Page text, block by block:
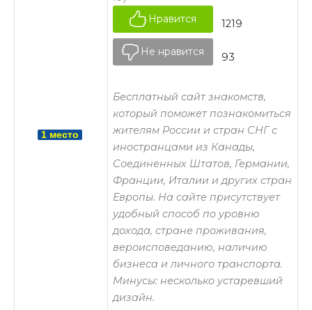
1 место
Нравится
1219
Не нравится 93
Бесплатный сайт знакомств,
который поможет познакомиться
жителям России и стран СНГ с
иностранцами из Канады,
Соединенных Штатов, Германии,
Франции, Италии и других стран
Европы. На сайте присутствует
удобный способ по уровню
дохода, стране проживания,
вероисповеданию, наличию
бизнеса и личного транспорта.
Минусы: несколько устаревший
дизайн.